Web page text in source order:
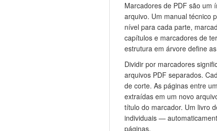
Marcadores de PDF são um
arquivo. Um manual técnico
nível para cada parte,
capítulos e marcadores de
estrutura em árvore define
Dividir por marcadores
arquivos PDF separados.
de corte. As páginas entre
extraídas em um novo
título do marcador. Um livro
individuais —
páginas.